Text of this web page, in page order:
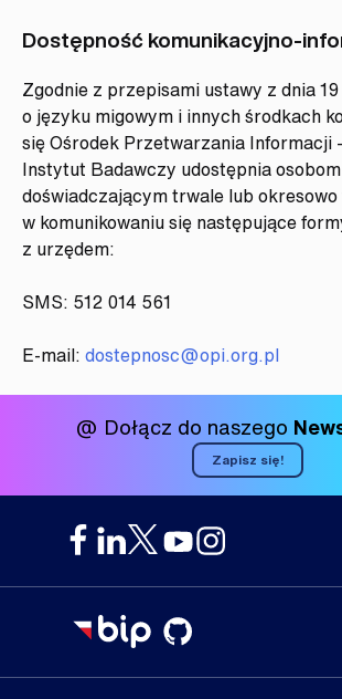
Dostępność komunikacyjno-
Zgodnie z przepisami ustawy z dnia
o języku migowym i innych środkach
się Ośrodek Przetwarzania Informacji
Instytut Badawczy udostępnia osobom
doświadczającym trwale lub
w komunikowaniu się następujące
z urzędem:
SMS: 512 014 561
E-mail: dostepnosc@opi.org.pl
@ Dołącz do naszego
Zapisz się!